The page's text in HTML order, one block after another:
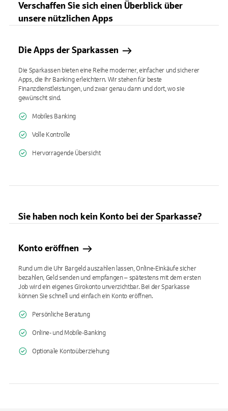
Verschaffen Sie sich einen Überblick über
unsere nützlichen Apps
Die Apps der Sparkassen
Die Sparkassen bieten eine Reihe moderner, einfacher und sicherer
Apps, die Ihr Banking erleichtern. Wir stehen für beste
Finanzdienstleistungen, und zwar genau dann und dort, wo sie
gewünscht sind.
Mobiles Banking
Volle Kontrolle
Hervorragende Übersicht
Sie haben noch kein Konto bei der Sparkasse?
Konto eröffnen
Rund um die Uhr Bargeld auszahlen lassen, Online-Einkäufe sicher
bezahlen, Geld senden und empfangen – spätestens mit dem ersten
Job wird ein eigenes Girokonto unverzichtbar. Bei der Sparkasse
können Sie schnell und einfach ein Konto eröffnen.
Persönliche Beratung
Online- und Mobile-Banking
Optionale Kontoüberziehung